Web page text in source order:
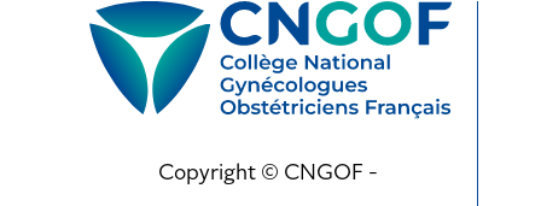
Copyright © CNGOF -